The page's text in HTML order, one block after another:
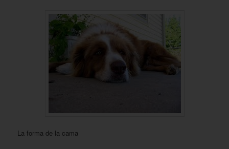
La forma de la cama